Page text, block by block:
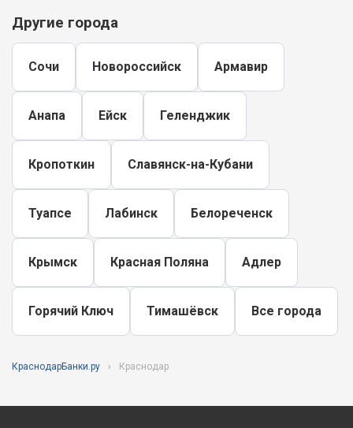
Другие города
Сочи Новороссийск Армавир
Анапа Ейск Геленджик
Кропоткин Славянск-на-Кубани
Туапсе Лабинск Белореченск
Крымск Красная Поляна Адлер
Горячий Ключ Тимашёвск Все города
КраснодарБанки.ру Краснодар